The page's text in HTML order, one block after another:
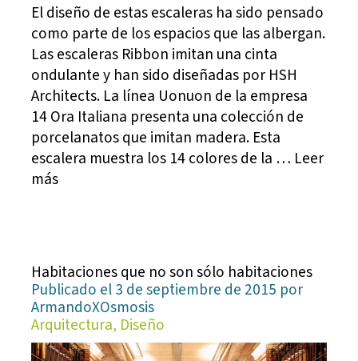
El diseño de estas escaleras ha sido pensado
como parte de los espacios que las albergan.
Las escaleras Ribbon imitan una cinta
ondulante y han sido diseñadas por HSH
Architects. La línea Uonuon de la empresa
14 Ora Italiana presenta una colección de
porcelanatos que imitan madera. Esta
escalera muestra los 14 colores de la … Leer
más
Habitaciones que no son sólo habitaciones
Publicado el 3 de septiembre de 2015 por
ArmandoXOsmosis
Arquitectura, Diseño